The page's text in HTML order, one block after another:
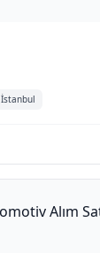
İstanbul